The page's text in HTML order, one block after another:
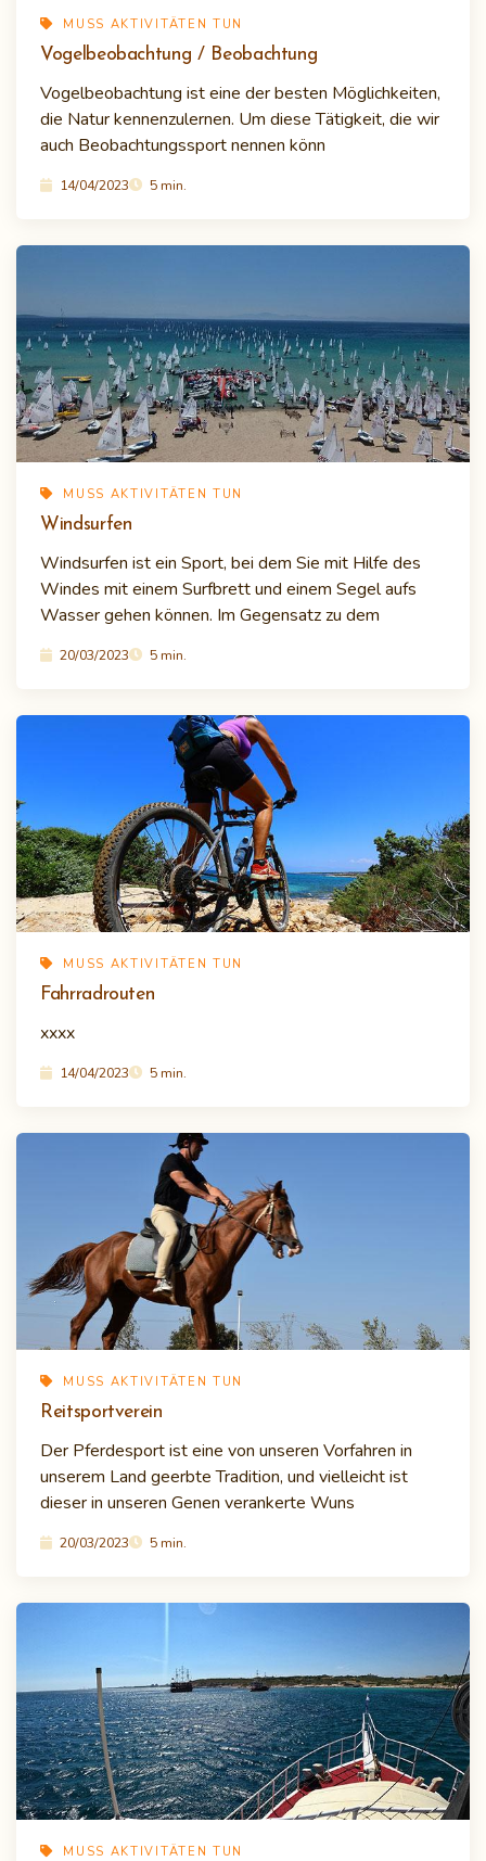
MUSS AKTIVITÄTEN TUN
Vogelbeobachtung / Beobachtung
Vogelbeobachtung ist eine der besten Möglichkeiten,
die Natur kennenzulernen. Um diese Tätigkeit, die wir
auch Beobachtungssport nennen könn
14/04/2023 5 min.
MUSS AKTIVITÄTEN TUN
Windsurfen
Windsurfen ist ein Sport, bei dem Sie mit Hilfe des
Windes mit einem Surfbrett und einem Segel aufs
Wasser gehen können. Im Gegensatz zu dem
20/03/2023 5 min.
MUSS AKTIVITÄTEN TUN
Fahrradrouten
xxxx
14/04/2023 5 min.
MUSS AKTIVITÄTEN TUN
Reitsportverein
Der Pferdesport ist eine von unseren Vorfahren in
unserem Land geerbte Tradition, und vielleicht ist
dieser in unseren Genen verankerte Wuns
20/03/2023 5 min.
MUSS AKTIVITÄTEN TUN